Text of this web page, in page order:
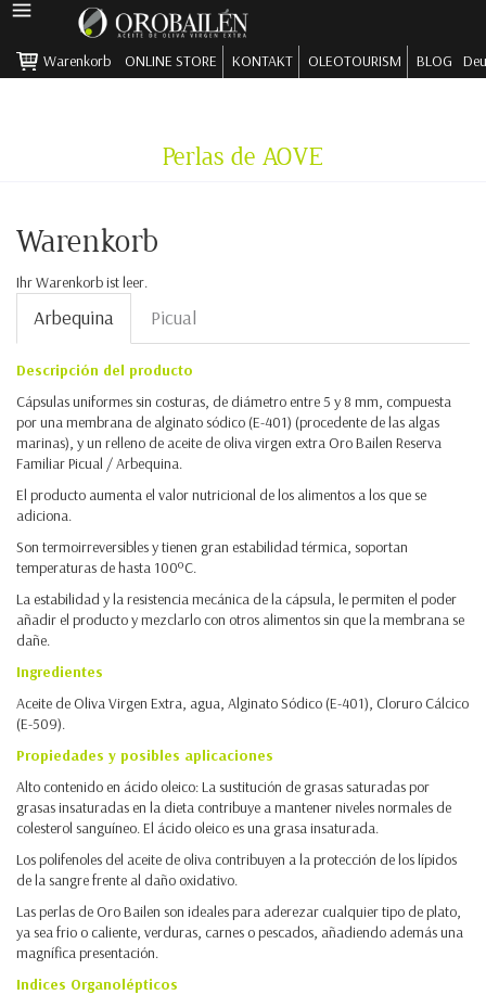
HAUPTMENÜ
Warenkorb ONLINE STORE KONTAKT OLEOTOURISM BLOG
Perlas de AOVE
Warenkorb
Ihr Warenkorb ist leer.
Arbequina Picual
Descripción del producto
Cápsulas uniformes sin costuras, de diámetro entre 5 y 8 mm, compuesta
por una membrana de alginato sódico (E-401) (procedente de las algas
marinas), y un relleno de aceite de oliva virgen extra Oro Bailen Reserva
Familiar Picual / Arbequina.
El producto aumenta el valor nutricional de los alimentos a los que se
adiciona.
Son termoirreversibles y tienen gran estabilidad térmica, soportan
temperaturas de hasta 100ºC.
La estabilidad y la resistencia mecánica de la cápsula, le permiten el poder
añadir el producto y mezclarlo con otros alimentos sin que la membrana se
dañe.
Ingredientes
Aceite de Oliva Virgen Extra, agua, Alginato Sódico (E-401), Cloruro Cálcico
(E-509).
Propiedades y posibles aplicaciones
Alto contenido en ácido oleico: La sustitución de grasas saturadas por
grasas insaturadas en la dieta contribuye a mantener niveles normales de
colesterol sanguíneo. El ácido oleico es una grasa insaturada.
Los polifenoles del aceite de oliva contribuyen a la protección de los lípidos
de la sangre frente al daño oxidativo.
Las perlas de Oro Bailen son ideales para aderezar cualquier tipo de plato,
ya sea frio o caliente, verduras, carnes o pescados, añadiendo además una
magnífica presentación.
Indices Organolépticos